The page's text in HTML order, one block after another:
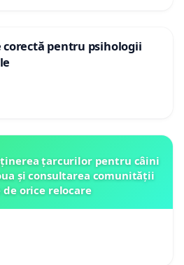
pentru psihologii
țarcurilor pentru câini
și consultarea comunității
orice relocare